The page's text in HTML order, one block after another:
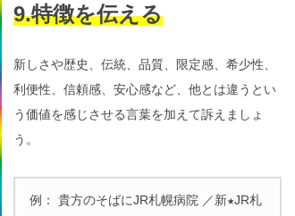
9.特徴を伝える
新しさや歴史、伝統、品質、限定感、希少性、
利便性、信頼感、安心感など、他とは違うとい
う価値を感じさせる言葉を加えて訴えましょ
う。
例： 貴方のそばにJR札幌病院 ／新★JR札